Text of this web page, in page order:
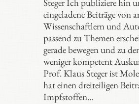
Steger Ich publiziere hin
eingeladene Beiträge von
Wissenschaftlern und
passend zu Themen
gerade bewegen und zu
weniger kompetent
Prof. Klaus Steger ist
hat einen dreiteiligen
Impfstoffen…